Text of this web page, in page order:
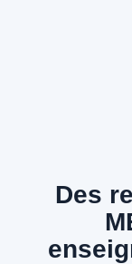
Des